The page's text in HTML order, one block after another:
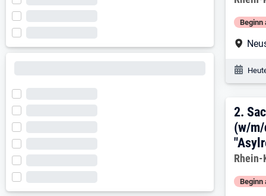
Beginn
2.
2.
(w/
Rhein-
Beginn